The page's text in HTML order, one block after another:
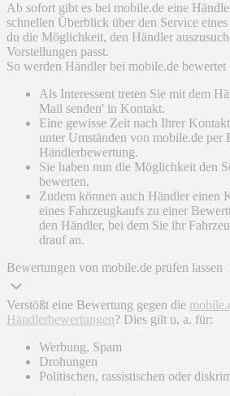
Ab sofort gibt es bei mobile.de eine
schnellen Überblick über den Service
du die Möglichkeit, den Händler
Vorstellungen passt.
So werden Händler bei mobile.de bewertet
Als Interessent treten Sie mit dem
Mail senden' in Kontakt.
Eine gewisse Zeit nach Ihrer
unter Umständen von mobile.de
Händlerbewertung.
Sie haben nun die Möglichkeit den
bewerten.
Zudem können auch Händler einen
eines Fahrzeugkaufs zu einer
den Händler, bei dem Sie ihr
drauf an.
Bewertungen von mobile.de prüfen lassen
Verstößt eine Bewertung gegen die
Händlerbewertungen? Dies gilt u. a. für:
Werbung, Spam
Drohungen
Politischen, rassistischen oder